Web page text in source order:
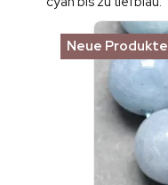
Neue Produkte